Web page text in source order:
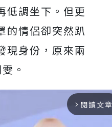
低調坐下。但更
的情侶卻突然趴
現身份，原來兩
。
arrow_forward_ios 閱讀文章